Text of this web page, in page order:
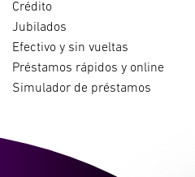
Crédito
Jubilados
Efectivo y sin vueltas
Préstamos rápidos y online
Simulador de préstamos